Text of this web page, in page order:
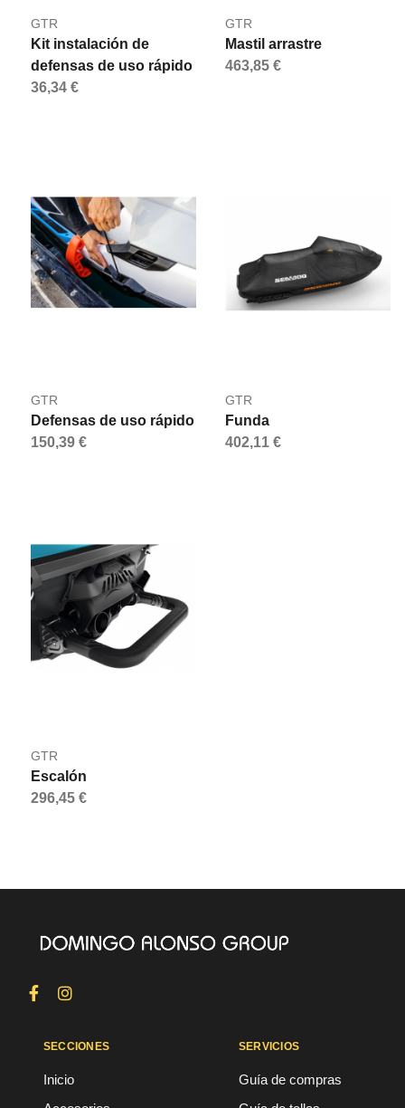
GTR
Kit instalación de
defensas de uso rápido
36,34 €
GTR
Mastil arrastre
463,85 €
GTR
Defensas de uso rápido
150,39 €
GTR
Funda
402,11 €
GTR
Escalón
296,45 €
SECCIONES
Inicio
SERVICIOS
Guía de compras